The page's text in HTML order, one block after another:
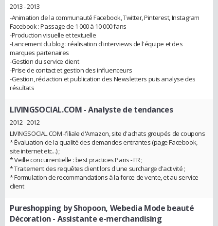
2013 - 2013
‐Animation de la communauté Facebook, Twitter, Pinterest, Instagram
Facebook : Passage de 1 000 à 10 000 fans
-Production visuelle et textuelle
-Lancement du blog : réalisation d'interviews de l'équipe et des
marques partenaires
-­Gestion du service client
-Prise de contact et gestion des influenceurs
-­Gestion, rédaction et publication des Newsletters puis analyse des
résultats
LIVINGSOCIAL.COM - Analyste de tendances
2012 - 2012
LIVINGSOCIAL.COM -filiale d'Amazon, site d'achats groupés de coupons
* Évaluation de la qualité des demandes entrantes (page Facebook,
site internet etc...) ;
* Veille concurrentielle : best practices Paris - FR ;
* Traitement des requêtes client lors d'une surcharge d'activité ;
* Formulation de recommandations à la force de vente, et au service
client
Pureshopping by Shopoon, Webedia Mode beauté
Décoration - Assistante e-merchandising